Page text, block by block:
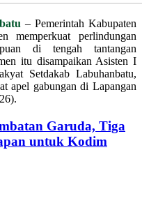
– Pemerintah Kabupaten
memperkuat perlindungan
di tengah tantangan
itu disampaikan Asisten I
Setdakab Labuhanbatu,
apel gabungan di Lapangan
Garuda, Tiga
untuk Kodim